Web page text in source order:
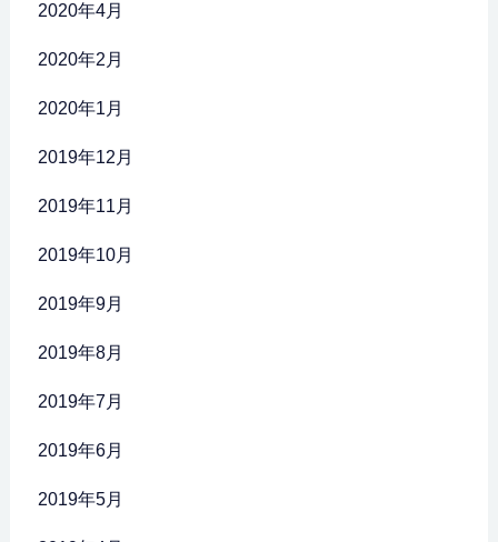
2020年4月
2020年2月
2020年1月
2019年12月
2019年11月
2019年10月
2019年9月
2019年8月
2019年7月
2019年6月
2019年5月